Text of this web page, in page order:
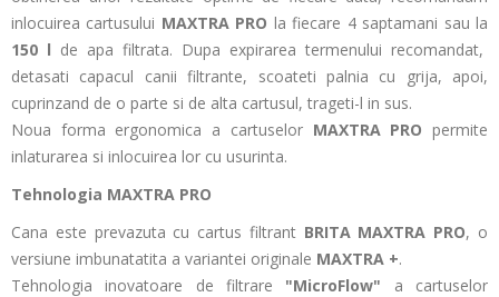
inlocuirea cartusului MAXTRA PRO la fiecare 4 saptamani sau la
150 l de apa filtrata. Dupa expirarea termenului recomandat,
detasati capacul canii filtrante, scoateti palnia cu grija, apoi,
cuprinzand de o parte si de alta cartusul, trageti-l in sus.
Noua forma ergonomica a cartuselor MAXTRA PROpermite
inlaturarea si inlocuirea lor cu usurinta.
Tehnologia MAXTRA PRO
Cana este prevazuta cu cartus filtrant BRITA MAXTRA PRO, o
versiune imbunatatita a variantei originale MAXTRA +.
Tehnologia inovatoare de filtrare "MicroFlow" a cartuselor